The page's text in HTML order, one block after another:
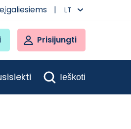
| LT
Prisijungti
Ieškoti